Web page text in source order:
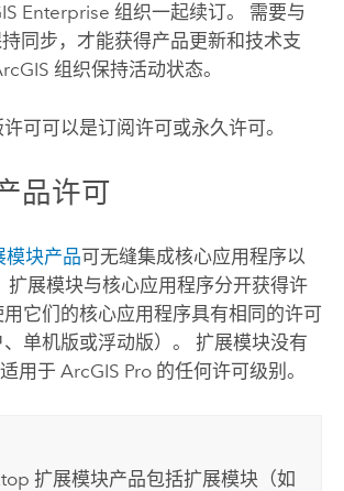
Enterprise 组织一起续订。 需要与
同步，才能获得产品更新和技术支
组织保持活动状态。
可可以是订阅许可或永久许可。
品许可
模块产品可无缝集成核心应用程序以
扩展模块与核心应用程序分开获得许
它们的核心应用程序具有相同的许可
单机版或浮动版）。 扩展模块没有
用于 ArcGIS Pro的任何许可级别。
扩展模块产品包括扩展模块（如